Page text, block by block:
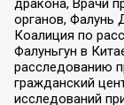
дракона, Врачи
органов, Фалунь
Коалиция по
Фалуньгун в
расследованию
гражданский
исследований